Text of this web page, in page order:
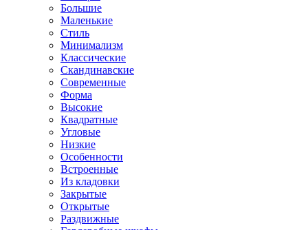
Большие
Маленькие
Стиль
Минимализм
Классические
Скандинавские
Современные
Форма
Высокие
Квадратные
Угловые
Низкие
Особенности
Встроенные
Из кладовки
Закрытые
Открытые
Раздвижные